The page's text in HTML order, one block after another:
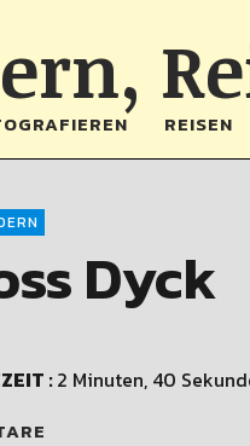
REISEN
Dyck
:2 Minuten, 40